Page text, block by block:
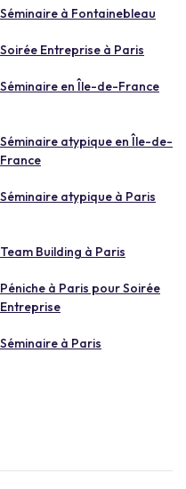
Séminaire à Fontainebleau
Soirée Entreprise à Paris
Séminaire en Île-de-France
Séminaire atypique en Île-de-
France
Séminaire atypique à Paris
Team Building à Paris
Péniche à Paris pour Soirée
Entreprise
Séminaire à Paris